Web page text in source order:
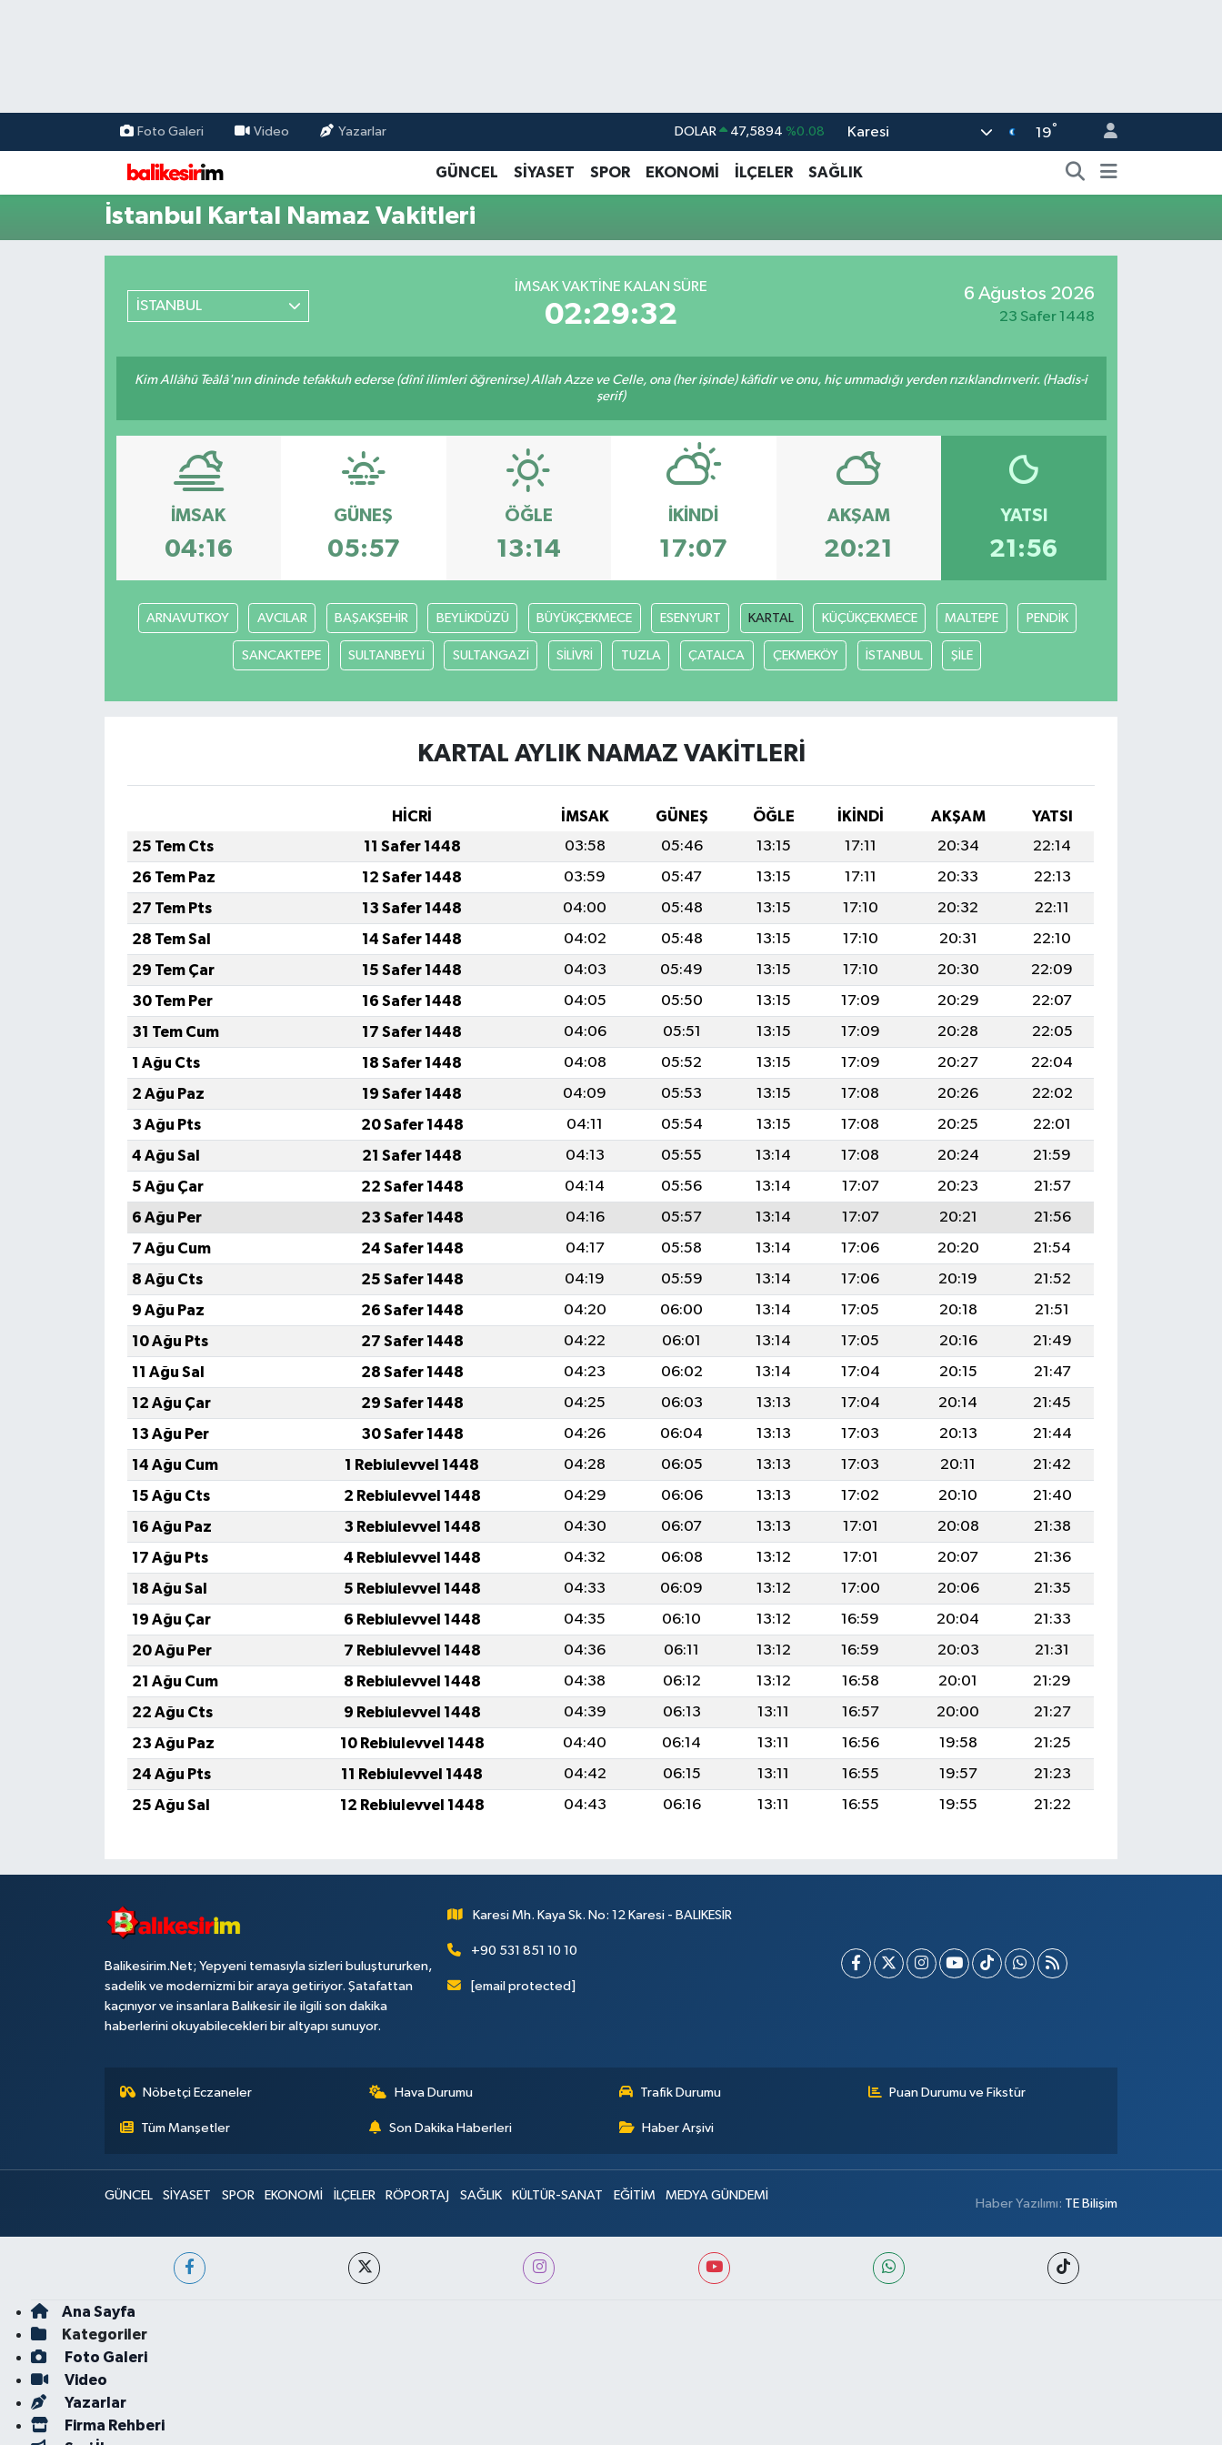
Foto Galeri Video Yazarlar DOLAR 47,5894 %0.08
EURO 55,0398 %-0.02
STERLİN 64,1581 %0.16
BITCOIN
Karesi 19°
GÜNCEL SİYASET SPOR EKONOMİ İLÇELER SAĞLIK
İstanbul Kartal Namaz Vakitleri
İSTANBUL
İMSAK VAKTINE KALAN SÜRE
02:29:32
6 Ağustos 2026
23 Safer 1448
Kim Allâhü Teâlâ'nın dininde tefakkuh ederse (dînî ilimleri öğrenirse) Allah Azze ve Celle, ona (her işinde) kâfidir ve onu, hiç ummadığı yerden rızıklandırıverir. (Hadis-i
şerif)
İMSAK
04:16
GÜNEŞ
05:57
ÖĞLE
13:14
İKINDI
17:07
AKŞAM
20:21
YATSI
21:56
ARNAVUTKOY AVCILAR BAŞAKŞEHİR BEYLİKDÜZÜ BÜYÜKÇEKMECE ESENYURT KARTAL KÜÇÜKÇEKMECE MALTEPE PENDİK
SANCAKTEPE SULTANBEYLİ SULTANGAZİ SİLİVRİ TUZLA ÇATALCA ÇEKMEKÖY İSTANBUL ŞİLE
KARTAL AYLIK NAMAZ VAKITLERI
HİCRİ İMSAK GÜNEŞ ÖĞLE İKINDI AKŞAM
YATSI
25 Tem Cts
11 Safer 1448 03:58 05:46 13:15 17:11 20:34
22:14
26 Tem Paz
12 Safer 1448 03:59 05:47 13:15 17:11 20:33
22:13
27 Tem Pts
13 Safer 1448 04:00 05:48 13:15 17:10 20:32
22:11
28 Tem Sal
14 Safer 1448 04:02 05:48 13:15 17:10 20:31
22:10
29 Tem Çar
15 Safer 1448 04:03 05:49 13:15 17:10 20:30
22:09
30 Tem Per
16 Safer 1448 04:05 05:50 13:15 17:09 20:29
22:07
31 Tem Cum
17 Safer 1448 04:06 05:51 13:15 17:09 20:28
22:05
1 Ağu Cts
18 Safer 1448 04:08 05:52 13:15 17:09 20:27
22:04
2 Ağu Paz
19 Safer 1448 04:09 05:53 13:15 17:08 20:26
22:02
3 Ağu Pts
20 Safer 1448 04:11 05:54 13:15 17:08 20:25
22:01
4 Ağu Sal
21 Safer 1448 04:13 05:55 13:14 17:08 20:24
21:59
5 Ağu Çar
22 Safer 1448 04:14 05:56 13:14 17:07 20:23
21:57
6 Ağu Per
23 Safer 1448 04:16 05:57 13:14 17:07 20:21
21:56
7 Ağu Cum
24 Safer 1448 04:17 05:58 13:14 17:06 20:20
21:54
8 Ağu Cts
25 Safer 1448 04:19 05:59 13:14 17:06 20:19
21:52
9 Ağu Paz
26 Safer 1448 04:20 06:00 13:14 17:05 20:18
21:51
10 Ağu Pts
27 Safer 1448 04:22 06:01 13:14 17:05 20:16
21:49
11 Ağu Sal
28 Safer 1448 04:23 06:02 13:14 17:04 20:15
21:47
12 Ağu Çar
29 Safer 1448 04:25 06:03 13:13 17:04 20:14
21:45
13 Ağu Per
30 Safer 1448 04:26 06:04 13:13 17:03 20:13
21:44
14 Ağu Cum
1 Rebiulevvel 1448 04:28 06:05 13:13 17:03 20:11
21:42
15 Ağu Cts
2 Rebiulevvel 1448 04:29 06:06 13:13 17:02 20:10
21:40
16 Ağu Paz
3 Rebiulevvel 1448 04:30 06:07 13:13 17:01 20:08
21:38
17 Ağu Pts
4 Rebiulevvel 1448 04:32 06:08 13:12 17:01 20:07
21:36
18 Ağu Sal
5 Rebiulevvel 1448 04:33 06:09 13:12 17:00 20:06
21:35
19 Ağu Çar
6 Rebiulevvel 1448 04:35 06:10 13:12 16:59 20:04
21:33
20 Ağu Per
7 Rebiulevvel 1448 04:36 06:11 13:12 16:59 20:03
21:31
21 Ağu Cum
8 Rebiulevvel 1448 04:38 06:12 13:12 16:58 20:01
21:29
22 Ağu Cts
9 Rebiulevvel 1448 04:39 06:13 13:11 16:57 20:00
21:27
23 Ağu Paz
10 Rebiulevvel 1448 04:40 06:14 13:11 16:56 19:58
21:25
24 Ağu Pts
11 Rebiulevvel 1448 04:42 06:15 13:11 16:55 19:57
21:23
25 Ağu Sal
12 Rebiulevvel 1448 04:43 06:16 13:11 16:55 19:55 21:22
Balikesirim.Net; Yepyeni temasıyla sizleri buluştururken,
sadelik ve modernizmi bir araya getiriyor. Şatafattan
kaçınıyor ve insanlara Balıkesir ile ilgili son dakika
haberlerini okuyabilecekleri bir altyapı sunuyor.
Karesi Mh. Kaya Sk. No: 12 Karesi - BALIKESİR
+90 531 851 10 10
[email protected]
Nöbetçi Eczaneler Hava Durumu Trafik Durumu Puan Durumu ve Fikstür
Tüm Manşetler Son Dakika Haberleri Haber Arşivi
GÜNCEL SİYASET SPOR EKONOMİ İLÇELER RÖPORTAJ SAĞLIK KÜLTÜR-SANAT EĞİTİM MEDYA GÜNDEMİ
Haber Yazılımı: TE Bilişim
Ana Sayfa
Kategoriler
Foto Galeri
Video
Yazarlar
Firma Rehberi